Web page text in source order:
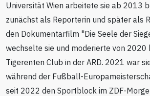
Universität Wien arbeitete sie ab 2013
zunächst als Reporterin und später als
den Dokumentarfilm "Die Seele der
wechselte sie und moderierte von 2020
Tigerenten Club in der ARD. 2021 war
während der Fußball-
seit 2022 den Sportblock im ZDF-